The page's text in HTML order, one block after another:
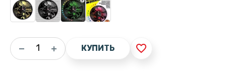
КУПИТЬ favorite_border